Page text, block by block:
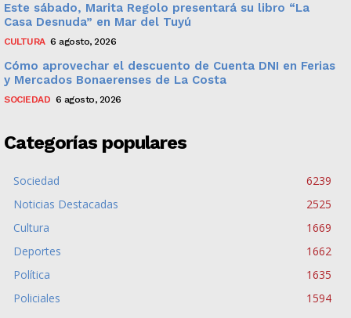
Este sábado, Marita Regolo presentará su libro “La
Casa Desnuda” en Mar del Tuyú
CULTURA 6 agosto, 2026
Cómo aprovechar el descuento de Cuenta DNI en Ferias
y Mercados Bonaerenses de La Costa
SOCIEDAD 6 agosto, 2026
Categorías populares
Sociedad
6239
Noticias Destacadas
2525
Cultura
1669
Deportes
1662
Política
1635
Policiales
1594